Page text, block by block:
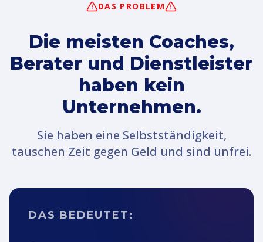
DAS PROBLEM
Die meisten Coaches,
Berater und Dienstleister
haben kein
Unternehmen.
Sie haben eine Selbstständigkeit,
tauschen Zeit gegen Geld und sind unfrei.
DAS BEDEUTET: